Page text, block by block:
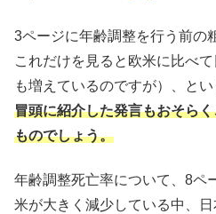
3ページに年齢調整を行う前の
これだけを見ると欧米に比べ
も増えているのですが）、と
冒頭に紹介した発言もおそら
ものでしょう。
年齢調整死亡率について、8ペ
米が大きく減少している中、